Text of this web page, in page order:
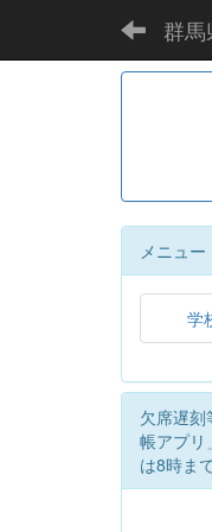
群
メニュー
学
欠席遅刻
帳アプリ
は8時ま